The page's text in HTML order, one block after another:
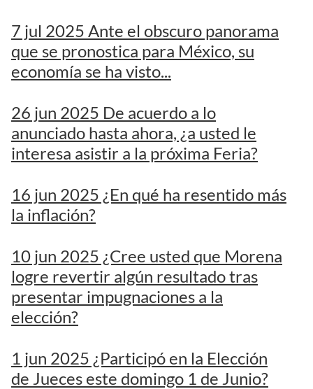
7 jul 2025 Ante el obscuro panorama
que se pronostica para México, su
economía se ha visto...
26 jun 2025 De acuerdo a lo
anunciado hasta ahora, ¿a usted le
interesa asistir a la próxima Feria?
16 jun 2025 ¿En qué ha resentido más
la inflación?
10 jun 2025 ¿Cree usted que Morena
logre revertir algún resultado tras
presentar impugnaciones a la
elección?
1 jun 2025 ¿Participó en la Elección
de Jueces este domingo 1 de Junio?